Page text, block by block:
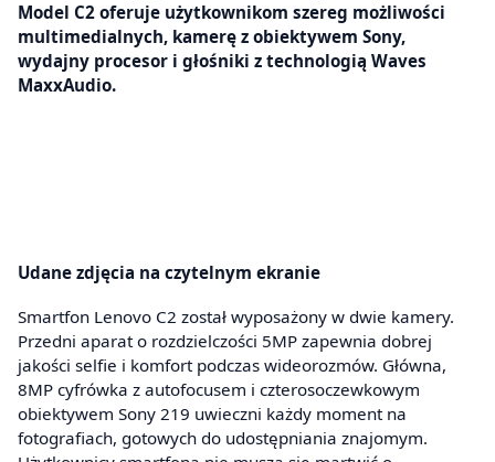
Model C2 oferuje użytkownikom szereg możliwości
multimedialnych, kamerę z obiektywem Sony,
wydajny procesor i głośniki z technologią Waves
MaxxAudio.
Udane zdjęcia na czytelnym ekranie
Smartfon Lenovo C2 został wyposażony w dwie kamery.
Przedni aparat o rozdzielczości 5MP zapewnia dobrej
jakości selfie i komfort podczas wideorozmów. Główna,
8MP cyfrówka z autofocusem i czterosoczewkowym
obiektywem Sony 219 uwieczni każdy moment na
fotografiach, gotowych do udostępniania znajomym.